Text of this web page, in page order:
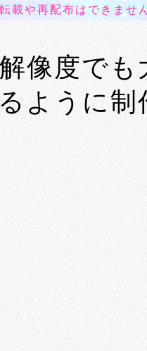
載や再配布はできませ
像度で
ように